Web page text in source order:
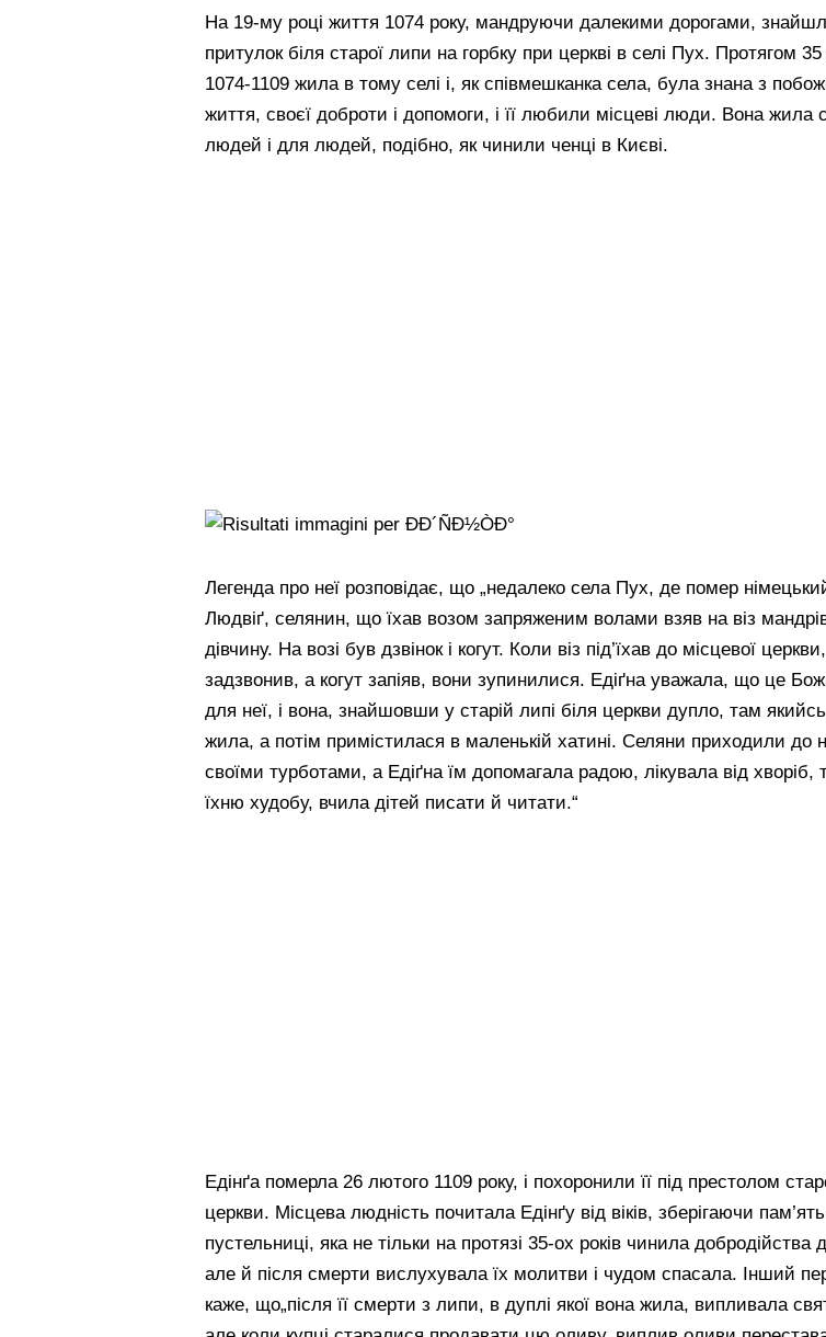
На 19-му році життя 1074 року, мандруючи далекими дорогами,
притулок біля старої липи на горбку при церкві в селі Пух. Протягом 35
1074-1109 жила в тому селі і, як співмешканка села, була знана з
життя, своєї доброти і допомоги, і її любили місцеві люди. Вона жила
людей і для людей, подібно, як чинили ченці в Києві.
Легенда про неї розповідає, що „недалеко села Пух, де помер
Людвіґ, селянин, що їхав возом запряженим волами взяв на віз
дівчину. На возі був дзвінок і когут. Коли віз під’їхав до місцевої
задзвонив, а когут запіяв, вони зупинилися. Едіґна уважала, що це
для неї, і вона, знайшовши у старій липі біля церкви дупло, там
жила, а потім примістилася в маленькій хатині. Селяни приходили до
своїми турботами, а Едіґна їм допомагала радою, лікувала від хворіб,
їхню худобу, вчила дітей писати й читати.“
Едінґа померла 26 лютого 1109 року, і похоронили її під престолом
церкви. Місцева людність почитала Едінґу від віків, зберігаючи
пустельниці, яка не тільки на протязі 35-ох років чинила добродійства
але й після смерти вислухувала їх молитви і чудом спасала. Інший
каже, що„після її смерти з липи, в дуплі якої вона жила, випливала